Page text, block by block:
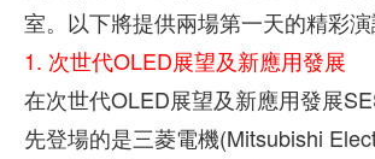
室。以下將提供兩場第一天的精彩演
1. 次世代OLED展望及新應用發展
在次世代OLED展望及新應用發展
先登場的是三菱電機(Mitsubishi